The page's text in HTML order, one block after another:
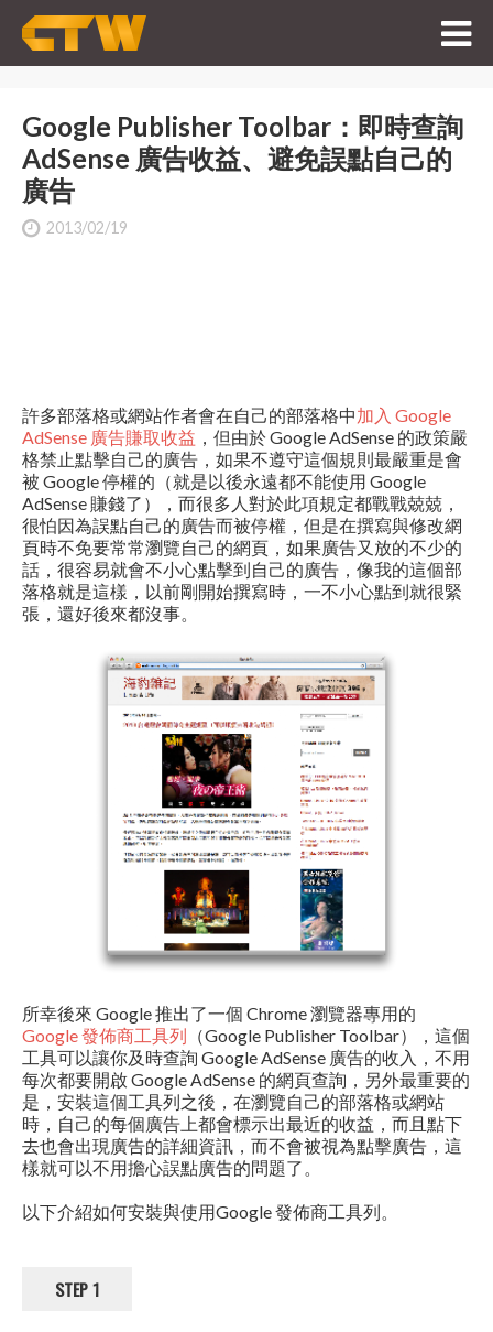
Google Publisher Toolbar：即時查詢
AdSense 廣告收益、避免誤點自己的
廣告
2013/02/19
許多部落格或網站作者會在自己的部落格中加入 Google
AdSense 廣告賺取收益 ，但由於 Google AdSense 的政策嚴
格禁止點擊自己的廣告，如果不遵守這個規則最嚴重是會
被 Google 停權的（就是以後永遠都不能使用 Google
AdSense 賺錢了），而很多人對於此項規定都戰戰兢兢，
很怕因為誤點自己的廣告而被停權，但是在撰寫與修改網
頁時不免要常常瀏覽自己的網頁，如果廣告又放的不少的
話，很容易就會不小心點擊到自己的廣告，像我的這個部
落格就是這樣，以前剛開始撰寫時，一不小心點到就很緊
張，還好後來都沒事。
所幸後來 Google 推出了一個 Chrome 瀏覽器專用的
Google 發佈商工具列 （Google Publisher Toolbar），這個
工具可以讓你及時查詢 Google AdSense 廣告的收入，不用
每次都要開啟 Google AdSense 的網頁查詢，另外最重要的
是，安裝這個工具列之後，在瀏覽自己的部落格或網站
時，自己的每個廣告上都會標示出最近的收益，而且點下
去也會出現廣告的詳細資訊，而不會被視為點擊廣告，這
樣就可以不用擔心誤點廣告的問題了。
以下介紹如何安裝與使用Google 發佈商工具列。
STEP 1